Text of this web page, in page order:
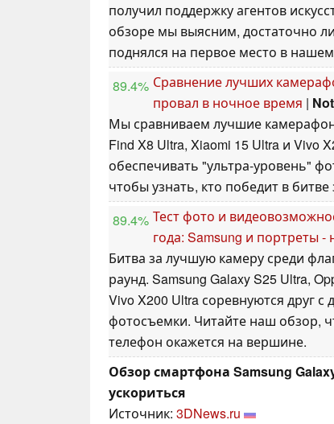
получил поддержку агентов
обзоре мы выясним, достаточно
поднялся на первое место в нашем
89.4% Сравнение лучших
провал в ночное время |
Мы сравниваем лучшие
Find X8 Ultra, Xiaomi 15 Ultra и Vivo
обеспечивать "ультра-уровень"
чтобы узнать, кто победит в
89.4% Тест фото и
года: Samsung и портреты -
Битва за лучшую камеру среди
раунд. Samsung Galaxy S25 Ultra,
Vivo X200 Ultra соревнуются друг
фотосъемки. Читайте наш обзор,
телефон окажется на вершине.
Обзор смартфона Samsung
ускориться
Источник: 3DNews.ru